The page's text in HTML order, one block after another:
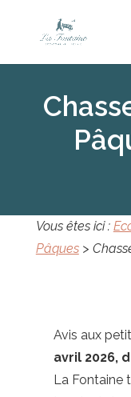
Vous êtes ici :
Pâques>
Avis aux
avril 2026,
La Fontaine